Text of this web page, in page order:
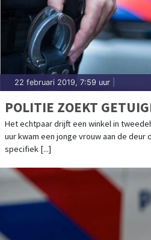
22 februari 2019, 7:59 uur
POLITIE ZOEKT
Het echtpaar drijft een winkel in
uur kwam een jonge vrouw aan de deur
specifiek [...]